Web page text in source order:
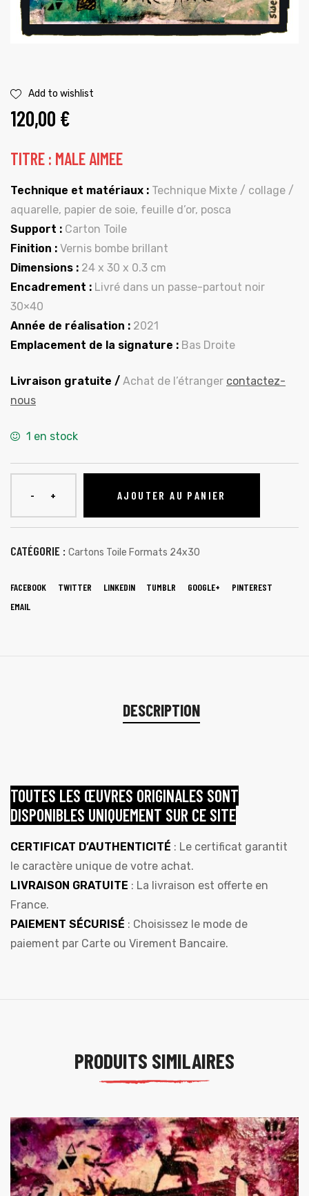
Add to wishlist
120,00 €
TITRE : MALE AIMEE
Technique et matériaux : Technique Mixte / collage /
aquarelle, papier de soie, feuille d’or, posca
Support : Carton Toile
Finition : Vernis bombe brillant
Dimensions : 24 x 30 x 0.3 cm
Encadrement : Livré dans un passe-partout noir
30×40
Année de réalisation : 2021
Emplacement de la signature : Bas Droite
Livraison gratuite / Achat de l’étranger contactez-
nous
1 en stock
AJOUTER AU PANIER
CATÉGORIE : Cartons Toile Formats 24x30
FACEBOOK TWITTER LINKEDIN TUMBLR GOOGLE+
PINTEREST
EMAIL
DESCRIPTION
TOUTES LES ŒUVRES ORIGINALES SONT
DISPONIBLES UNIQUEMENT SUR CE SITE
CERTIFICAT D’AUTHENTICITÉ : Le certificat garantit
le caractère unique de votre achat.
LIVRAISON GRATUITE : La livraison est offerte en
France.
PAIEMENT SÉCURISÉ : Choisissez le mode de
paiement par Carte ou Virement Bancaire.
PRODUITS SIMILAIRES